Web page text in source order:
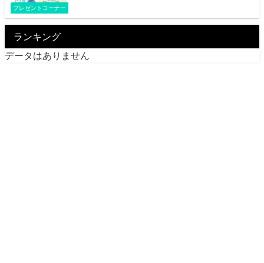
プレゼントコーナー
ランキング
データはありません